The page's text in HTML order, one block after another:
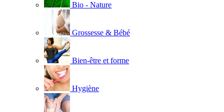
Bio - Nature
Grossesse & Bébé
Bien-être et forme
Hygiène